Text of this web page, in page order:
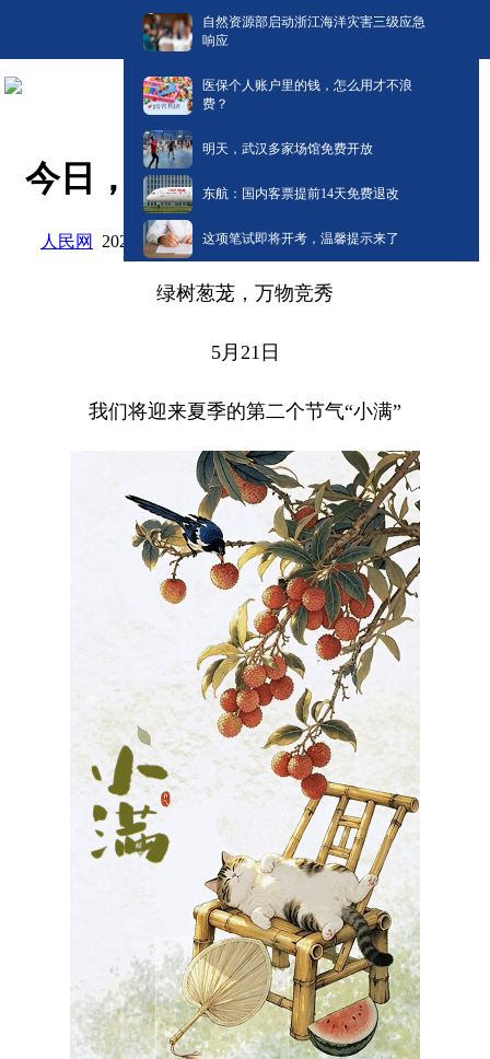
自然资源部启动浙江海洋灾害三级应急
响应
医保个人账户里的钱，怎么用才不浪
费？
明天，武汉多家场馆免费开放
东航：国内客票提前14天免费退改
这项笔试即将开考，温馨提示来了
今日，小满
人民网 2026-05-21 07:36阅读:0
绿树葱茏，万物竞秀
5月21日
我们将迎来夏季的第二个节气“小满”